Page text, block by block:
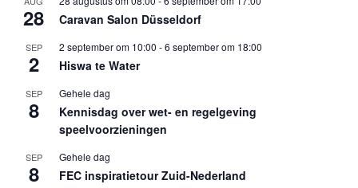
28 Caravan Salon Düsseldorf
SEP
2
2 september om 10:00 -6 september om 18:00
Hiswa te Water
SEP
8
Gehele dag
Kennisdag over wet- en regelgeving
speelvoorzieningen
SEP
8
Gehele dag
FEC inspiratietour Zuid-Nederland